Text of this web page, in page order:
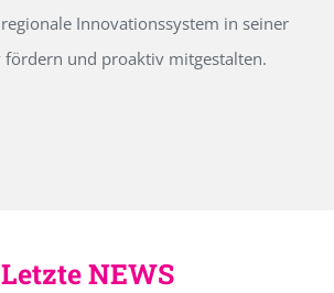
Innovationssystem in seiner
fördern und proaktiv mitgestalten.
Letzte NEWS